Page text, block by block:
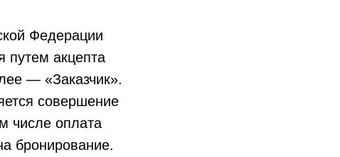
Федерации
путем акцепта
— «Заказчик».
совершение
числе оплата
бронирование.